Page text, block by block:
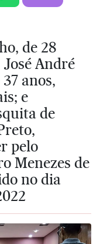
de 28
André
anos,
e
de
pelo
Menezes de
no dia